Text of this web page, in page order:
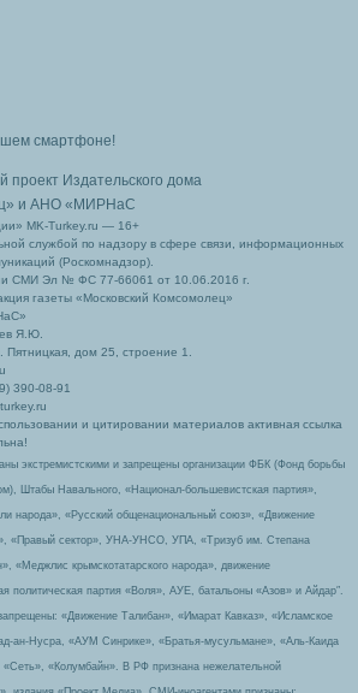
смартфоне!
Издательского дома
и АНО «МИРНаС
MK-Turkey.ru — 16+
службой по надзору в сфере связи, информационных
(Роскомнадзор).
СМИ Эл № ФС 77-66061 от 10.06.2016 г.
газеты «Московский Комсомолец»
Я.Ю.
дом 25, строение 1.
390-08-91
и цитировании материалов активная ссылка
экстремистскими и запрещены организации ФБК (Фонд борьбы
Штабы Навального, «Национал-большевистская партия»,
народа», «Русский общенациональный союз», «Движение
«Правый сектор», УНА-УНСО, УПА, «Тризуб им. Степана
«Меджлис крымскотатарского народа», движение
политическая партия «Воля», АУЕ, батальоны «Азов» и Айдар″.
«Движение Талибан», «Имарат Кавказ», «Исламское
ан-Нусра, «АУМ Синрике», «Братья-мусульмане», «Аль-Каида
«Сеть», «Колумбайн». В РФ признана нежелательной